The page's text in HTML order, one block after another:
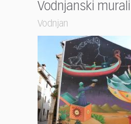
Vodnjanski murali
Vodnjan